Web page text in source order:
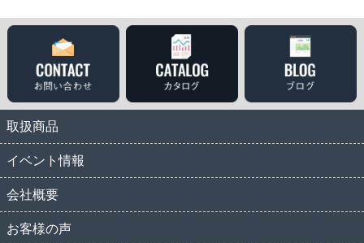
取扱商品
イベント情報
会社概要
お客様の声